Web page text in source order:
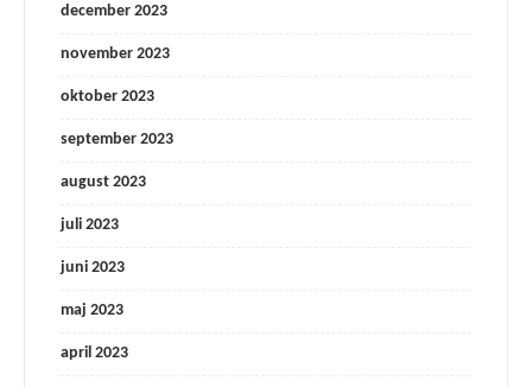
december 2023
november 2023
oktober 2023
september 2023
august 2023
juli 2023
juni 2023
maj 2023
april 2023